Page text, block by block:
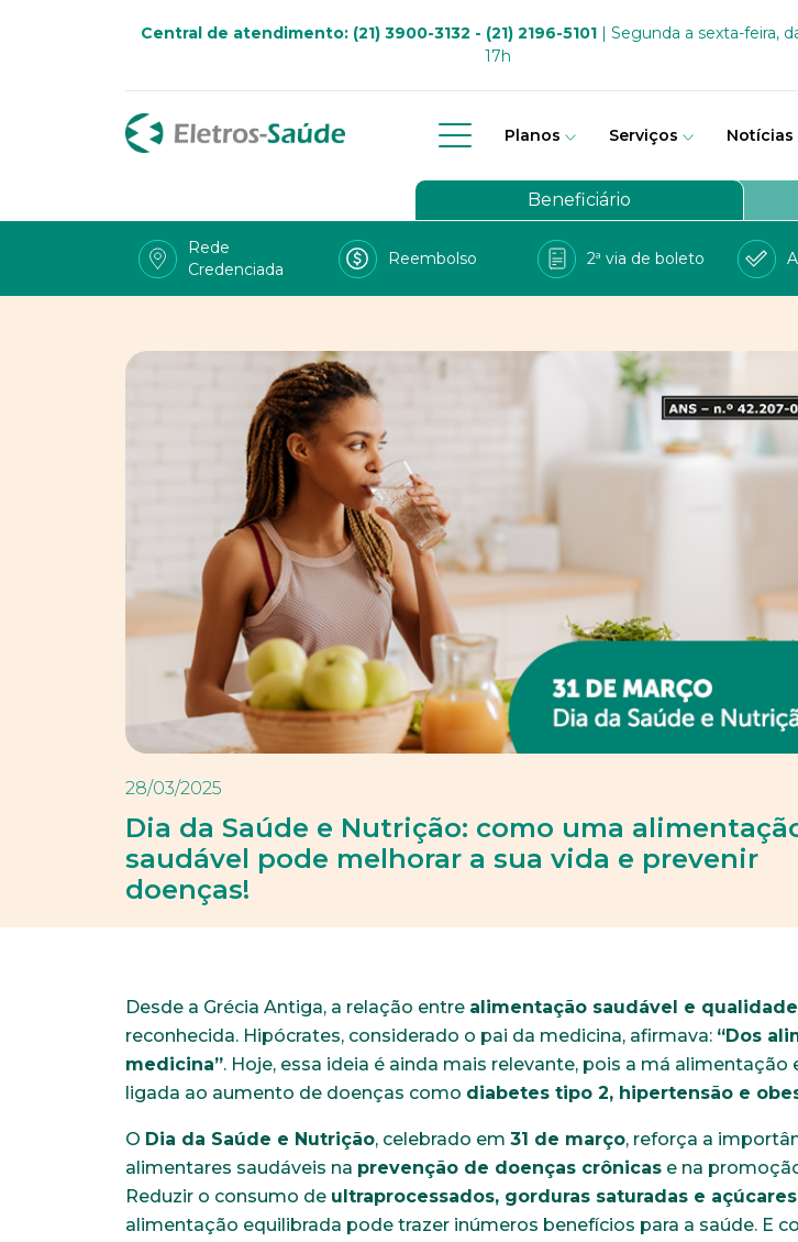
Central de atendimento: (21) 3900-3132 - (21) 2196-5101| Segunda a sexta-feira,
17h
Planos Serviços Notícias
Quem somos
Governança
Viva Bem
Trabalhe conosco
LGPD
Uso sustentável dos planos
Beneficiário
Rede
Credenciada
Reembolso 2ª via de boleto
28/03/2025
Dia da Saúde e Nutrição: como uma
saudável pode melhorar a sua vida e prevenir
doenças!
Desde a Grécia Antiga, a relação entre alimentação saudável e
reconhecida. Hipócrates, considerado o pai da medicina, afirmava: “Dos
medicina”. Hoje, essa ideia é ainda mais relevante, pois a má
ligada ao aumento de doenças como diabetes tipo 2, hipertensão e
O Dia da Saúde e Nutrição, celebrado em 31 de março, reforça a
alimentares saudáveis na prevenção de doenças crônicas e na
Reduzir o consumo de ultraprocessados, gorduras saturadas e açúcares
alimentação equilibrada pode trazer inúmeros benefícios para a saúde. E